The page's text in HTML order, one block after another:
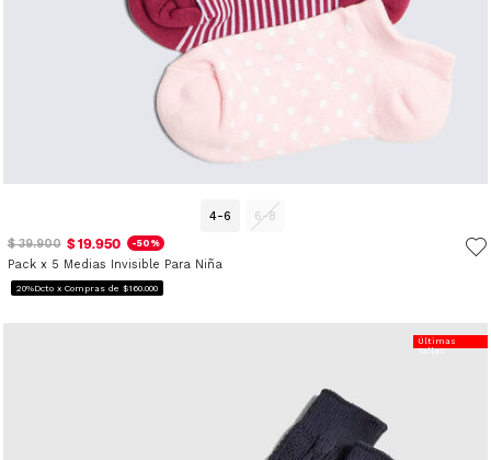
4-6
6-8
$ 39.900 $ 19.950 -50%
Pack x 5 Medias Invisible Para Niña
20%Dcto x Compras de $160.000
Últimas
Tallas